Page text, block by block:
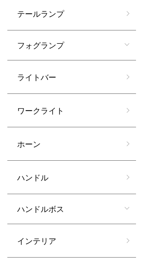
テールランプ
フォグランプ
ライトバー
ワークライト
ホーン
ハンドル
ハンドルボス
インテリア